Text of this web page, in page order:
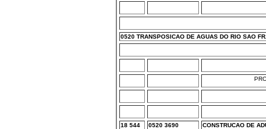
0520 TRANSPOSICAO DE AGUAS DO RIO SAO
18 544 0520 3690 CONSTRUCAO DE